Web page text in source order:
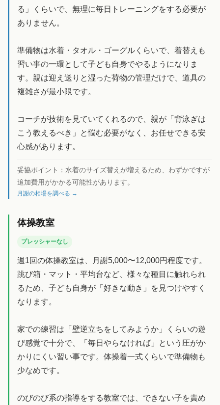
る」くらいで、無理に毎日トレーニングをする必要が
ありません。
準備物は水着・タオル・ゴーグルくらいで、着替えも
習い事の一環として子ども自身でやるようになりま
す。親は迎え送りと湿った荷物の管理だけで、道具の
複雑さが最小限です。
コーチが技術を見ていてくれるので、親が「背泳ぎは
こう教えるべき」と悩む必要がなく、お任せできる安
心感があります。
妥協ポイント： 水着のサイズ替えが増えるため、わずかですが
追加費用がかかる可能性があります。
月謝の相場を調べる →
体操教室
プレッシャーなし
週1回の体操教室は、月謝5,000〜12,000円程度です。
跳び箱・マット・平均台など、様々な種目に触れられ
るため、子ども自身が「好きな動き」を見つけやすく
なります。
家での練習は「壁逆立ちをしてみようか」くらいの遊
び感覚で十分で、「毎日やらなければ」という圧がか
かりにくい習い事です。体操着一式くらいで準備物も
少なめです。
のびのび系の指導をする教室では、できない子を責め